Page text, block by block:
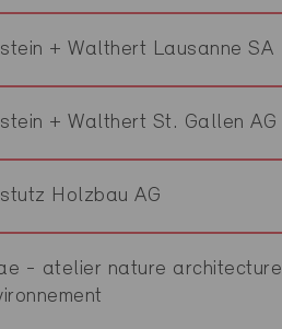
+ Walthert Lausanne SA
+ Walthert St. Gallen AG
Holzbau AG
- atelier nature architecture